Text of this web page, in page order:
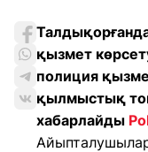
қызмет
полиция
қылмыстық
хабарлайды